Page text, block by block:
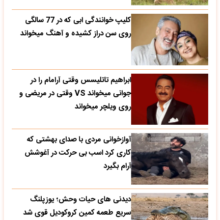
کلیپ خوانندگی ابی که در 77 سالگی
روی سن دراز کشیده و آهنگ میخواند
ابراهیم تاتلیسس وقتی آرامام را در
جوانی میخواند VS وقتی در مریضی و
روی ویلچر میخواند
آوازخوانی مردی با صدای بهشتی که
کاری کرد اسب بی حرکت در آغوشش
آرام بگیرد
دیدنی های حیات وحش؛ یوزپلنگ
سریع طعمه کمین کروکودیل قوی شد